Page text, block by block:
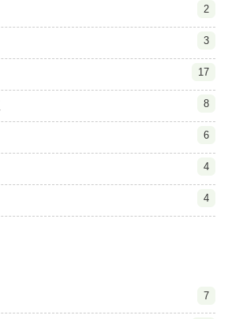
2
3
17
8
6
4
4
7